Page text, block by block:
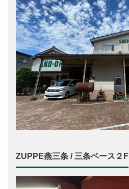
ZUPPE燕三条 / 三条ベース２F